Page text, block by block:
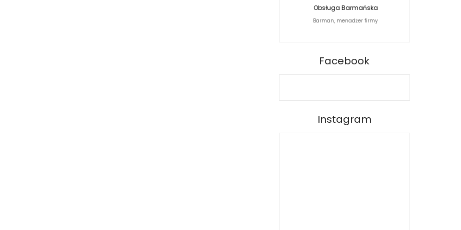
Obsługa Barmańska
Barman, menadżer firmy
Facebook
Instagram